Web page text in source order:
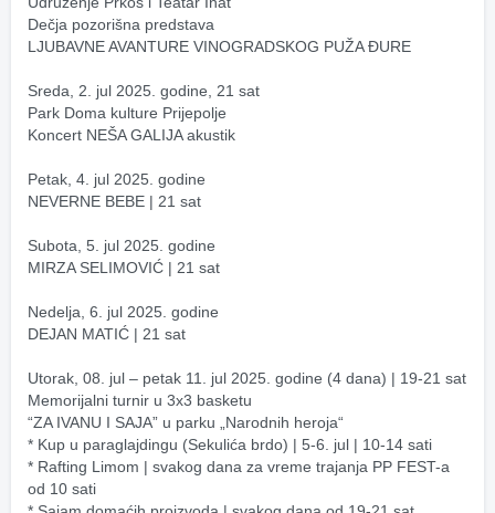
Dečja pozorišna predstava
LJUBAVNE AVANTURE VINOGRADSKOG PUŽA ĐURE
Sreda, 2. jul 2025. godine, 21 sat
Park Doma kulture Prijepolje
Koncert NEŠA GALIJA akustik
Petak, 4. jul 2025. godine
NEVERNE BEBE | 21 sat
Subota, 5. jul 2025. godine
MIRZA SELIMOVIĆ | 21 sat
Nedelja, 6. jul 2025. godine
DEJAN MATIĆ | 21 sat
Utorak, 08. jul – petak 11. jul 2025. godine (4 dana) | 19-21 sat
Memorijalni turnir u 3x3 basketu
“ZA IVANU I SAJA” u parku „Narodnih heroja“
* Kup u paraglajdingu (Sekulića brdo) | 5-6. jul | 10-14 sati
* Rafting Limom | svakog dana za vreme trajanja PP FEST-a
od 10 sati